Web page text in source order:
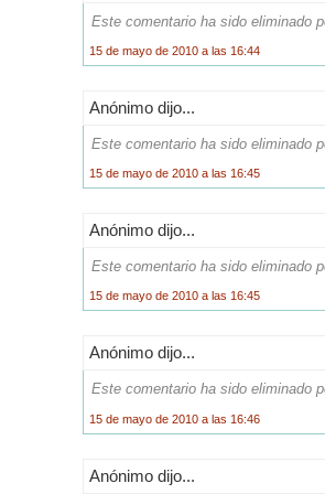
Este comentario ha sido eliminado
15 de mayo de 2010 a las 16:44
Anónimo dijo...
Este comentario ha sido eliminado
15 de mayo de 2010 a las 16:45
Anónimo dijo...
Este comentario ha sido eliminado
15 de mayo de 2010 a las 16:45
Anónimo dijo...
Este comentario ha sido eliminado
15 de mayo de 2010 a las 16:46
Anónimo dijo...